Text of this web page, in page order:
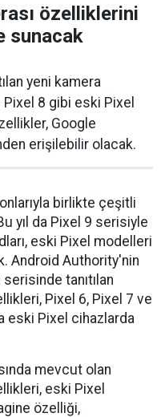
özelliklerini
sunacak
yeni kamera
8 gibi eski Pixel
Google
erişilebilir olacak.
birlikte çeşitli
yıl da Pixel 9 serisiyle
eski Pixel modelleri
Android Authority'nin
tanıtılan
Pixel 6, Pixel 7 ve
eski Pixel cihazlarda
mevcut olan
eski Pixel
özelliği,